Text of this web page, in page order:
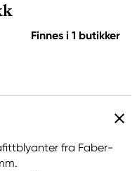
Finnes i 1 butikker
fra Faber-